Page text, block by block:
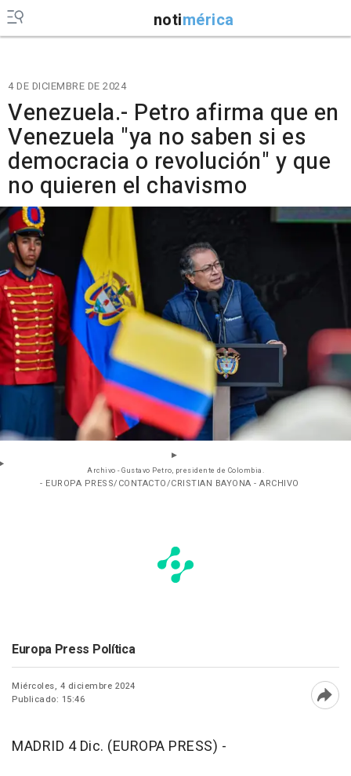
notimérica
4 DE DICIEMBRE DE 2024
Venezuela.- Petro afirma que en
Venezuela "ya no saben si es
democracia o revolución" y que
no quieren el chavismo
Archivo - Gustavo Petro, presidente de Colombia.
- EUROPA PRESS/CONTACTO/CRISTIAN BAYONA - ARCHIVO
Europa Press Política
Miércoles, 4 diciembre 2024
Publicado: 15:46
MADRID 4 Dic. (EUROPA PRESS) -